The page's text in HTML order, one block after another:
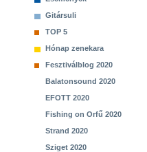
Gitársuli
TOP 5
Hónap zenekara
Fesztiválblog 2020
Balatonsound 2020
EFOTT 2020
Fishing on Orfű 2020
Strand 2020
Sziget 2020